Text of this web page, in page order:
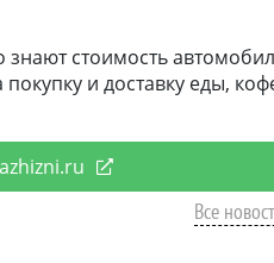
стоимость
покупку и доставку еды,
Все